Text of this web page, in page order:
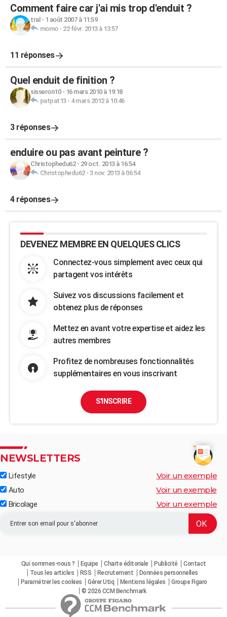
Comment faire car j'ai mis trop d'enduit ?
tral - 1 août 2007 à 11:59
momo- 22 févr. 2013 à 13:57
11 réponses
Quel enduit de finition ?
sisseron10- 16 mars 2010 à 19:18
patpat13- 4 mars 2012 à 10:46
3 réponses
enduire ou pas avant peinture ?
Christophedu62- 29 oct. 2013 à 16:54
Christophedu62- 3 nov. 2013 à 06:54
4 réponses
DEVENEZ MEMBRE EN QUELQUES CLICS
Connectez-vous simplement avec ceux qui
partagent vos intérêts
Suivez vos discussions facilement et
obtenez plus de réponses
Mettez en avant votre expertise et aidez les
autres membres
Profitez de nombreuses fonctionnalités
supplémentaires en vous inscrivant
S'INSCRIRE
NEWSLETTERS
Lifestyle Voir un exemple
Auto Voir un exemple
Bricolage Voir un exemple
Qui sommes-nous ? Equipe Charte éditoriale Publicité
Contact
Tous les articles
RSS Recrutement
Données personnelles
Paramétrer les cookies
Gérer Utiq Mentions légales
Groupe Figaro
© 2026 CCM Benchmark